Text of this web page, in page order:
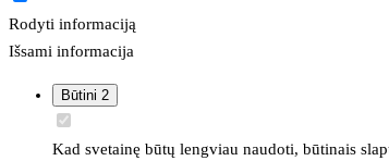
Rodyti informaciją
Išsami informacija
Būtini 2
Kad svetainę būtų lengviau naudoti, būtinais